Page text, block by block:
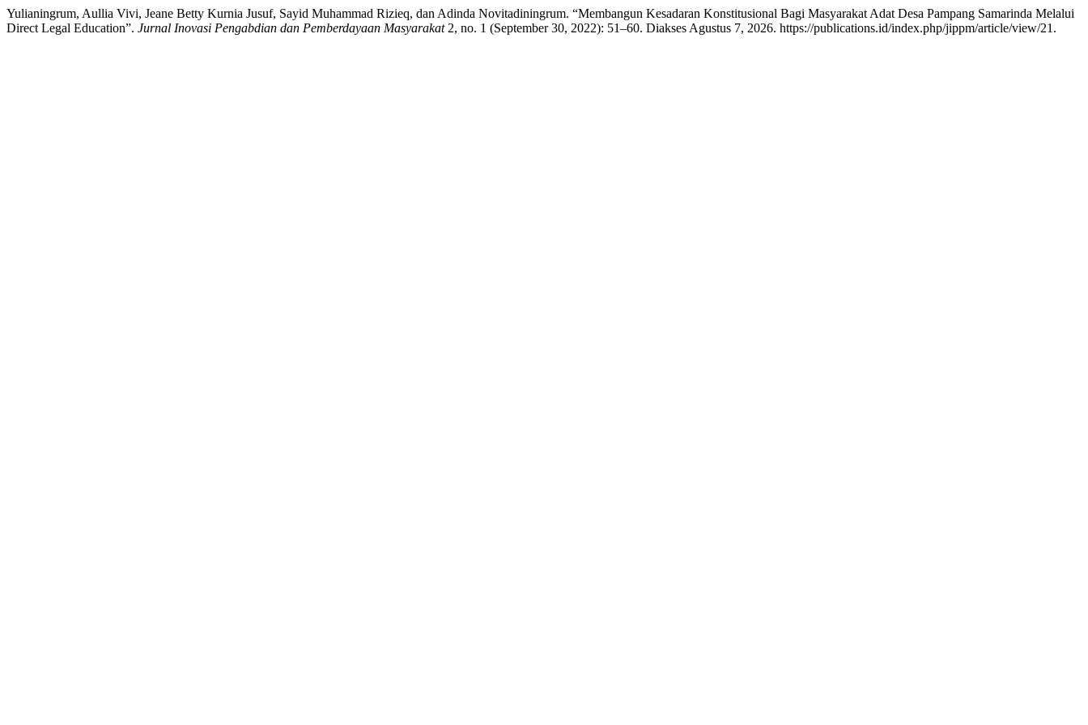
Yulianingrum, Aullia Vivi, Jeane Betty Kurnia Jusuf, Sayid Muhammad Rizieq, dan Adinda Novitadiningrum. “Membangun Kesadaran Konstitusional Bagi Masyarakat Adat Desa Pampang Samarinda Melalui
Direct Legal Education”. Jurnal Inovasi Pengabdian dan Pemberdayaan Masyarakat2, no. 1 (September 30, 2022): 51–60. Diakses Agustus 7, 2026. https://publications.id/index.php/jippm/article/view/21.